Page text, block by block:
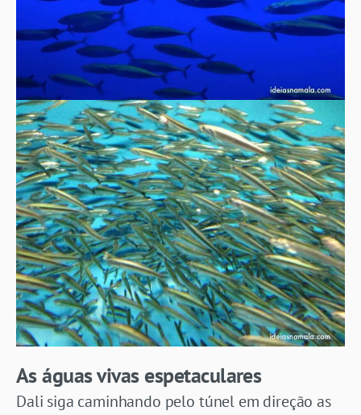
As águas vivas espetaculares
Dali siga caminhando pelo túnel em direção as